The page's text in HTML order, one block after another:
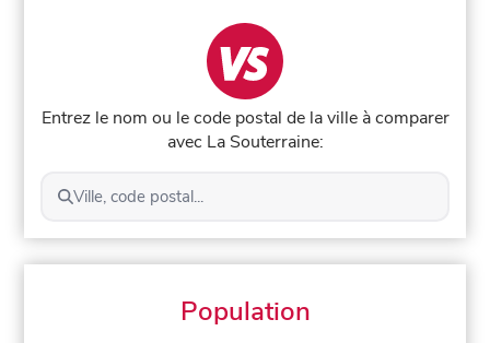
Entrez le nom ou le code postal de la ville à comparer
avec La Souterraine:
Ville, code postal...
Population